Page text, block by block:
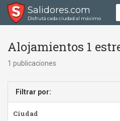
Salidores.com
Disfrutá cada ciudad al máximo
Alojamientos 1
1 publicaciones
Filtrar por:
Ciudad